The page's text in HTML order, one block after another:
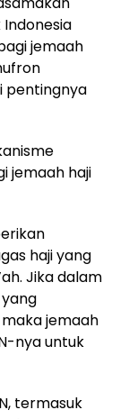
jemaah
pentingnya
jemaah haji
haji yang
Jika dalam
jemaah
nya untuk
termasuk